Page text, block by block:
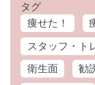
タグ
痩せた！
スタッフ・ト
衛生面
勧